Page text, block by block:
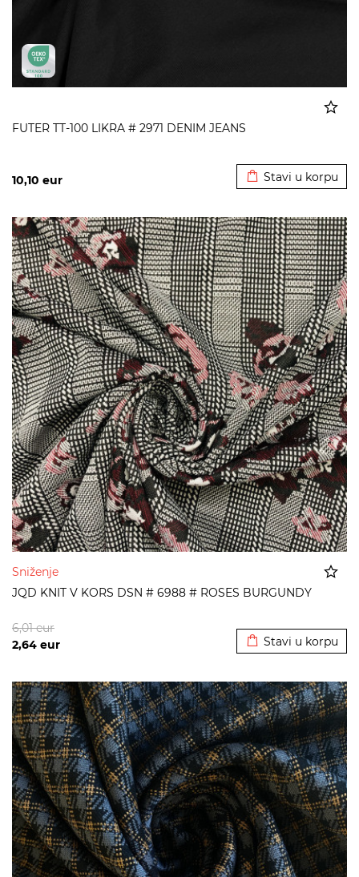
FUTER TT-100 LIKRA # 2971 DENIM JEANS
10,10 eur Stavi u korpu
Sniženje
JQD KNIT V KORS DSN # 6988 # ROSES BURGUNDY
2,64 eur
6,01eur
Stavi u korpu